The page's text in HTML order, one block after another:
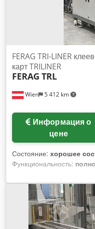
Wien 5 412 km
FERAG TRI-LINER
карт TRILINER
FERAG TRL
цене
Состояние: хорошее
Функциональность:
TRL - TRI-LINER для
на печатные изделия,
Ud Ndjx Ag Eek